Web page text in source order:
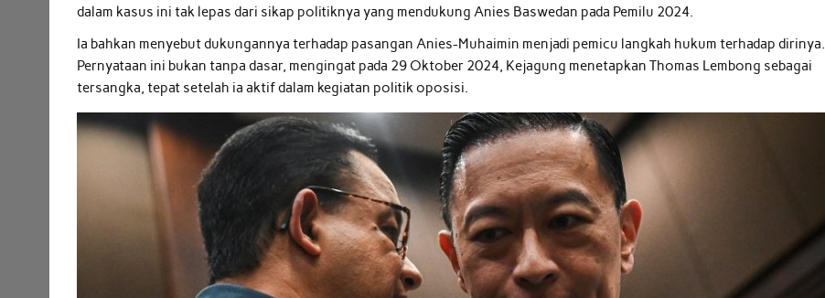
dalam kasus ini tak lepas dari sikap politiknya yang mendukung Anies Baswedan pada Pemilu 2024.
Ia bahkan menyebut dukungannya terhadap pasangan Anies-Muhaimin menjadi pemicu langkah hukum terhadap dirinya.
Pernyataan ini bukan tanpa dasar, mengingat pada 29 Oktober 2024, Kejagung menetapkan Thomas Lembong sebagai
tersangka, tepat setelah ia aktif dalam kegiatan politik oposisi.